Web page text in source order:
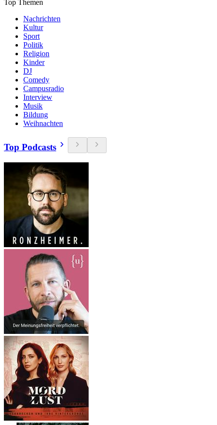
Top Themen
Nachrichten
Kultur
Sport
Politik
Religion
Kinder
DJ
Comedy
Campusradio
Interview
Musik
Bildung
Weihnachten
Top Podcasts